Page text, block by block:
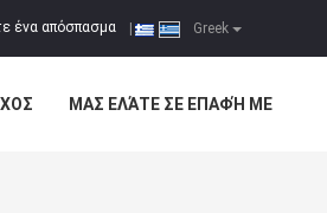
Greek
ένα απόσπασμα
ΜΑΣ ΕΛΆΤΕ ΣΕ ΕΠΑΦΉ ΜΕ